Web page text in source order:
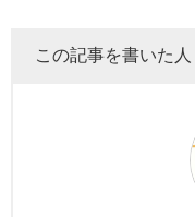
この記事を書いた人